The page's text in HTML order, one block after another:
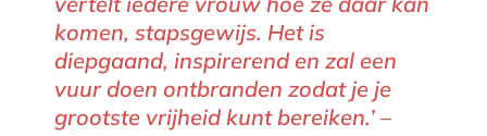
komen, stapsgewijs. Het is
diepgaand, inspirerend en zal een
vuur doen ontbranden zodat je je
grootste vrijheid kunt bereiken.’ –